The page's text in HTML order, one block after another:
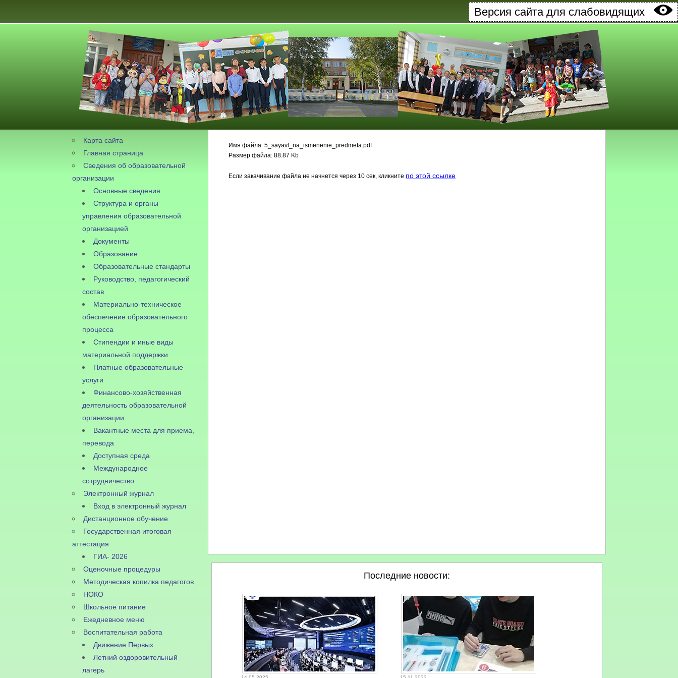
Версия сайта для слабовидящих
Карта сайта
Главная страница
Сведения об образовательной
организации
Основные сведения
Структура и органы
управления образовательной
организацией
Документы
Образование
Образовательные стандарты
Руководство, педагогический
состав
Материально-техническое
обеспечение образовательного
процесса
Стипендии и иные виды
материальной поддержки
Платные образовательные
услуги
Финансово-хозяйственная
деятельность образовательной
организации
Вакантные места для приема,
перевода
Доступная среда
Международное
сотрудничество
Электронный журнал
Вход в электронный журнал
Дистанционное обучение
Государственная итоговая
аттестация
ГИА- 2026
Оценочные процедуры
Методическая копилка педагогов
НОКО
Школьное питание
Ежедневное меню
Воспитательная работа
Движение Первых
Летний оздоровительный
лагерь
Имя файла: 5_sayavl_na_ismenenie_predmeta.pdf
Размер файла: 88.87 Kb
Если закачивание файла не начнется через 10 сек, кликните по этой ссылке
Последние новости: